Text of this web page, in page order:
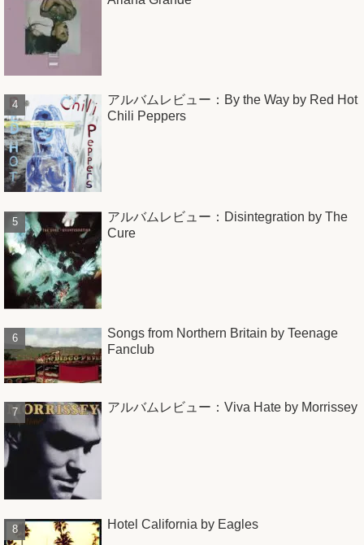
アルバムレビュー：By the Way by Red Hot
Chili Peppers
アルバムレビュー：Disintegration by The
Cure
Songs from Northern Britain by Teenage
Fanclub
アルバムレビュー：Viva Hate by Morrissey
Hotel California by Eagles